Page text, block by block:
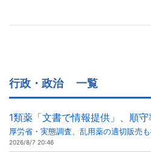
行政・政治 一覧
1類薬「文書で情報提供」、順
厚労省・実態調査、乱用薬の適切販売
2026/8/7 20:46